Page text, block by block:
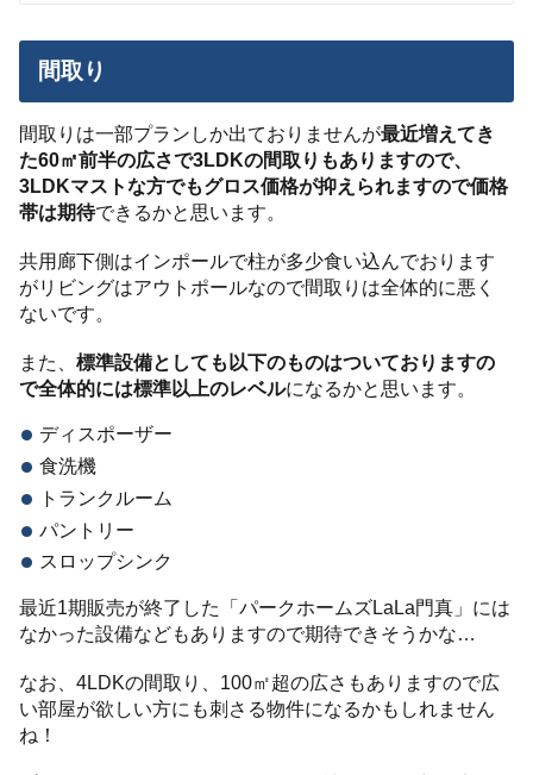
間取り
間取りは一部プランしか出ておりませんが最近増えてき
た60㎡前半の広さで3LDKの間取りもありますので、
3LDKマストな方でもグロス価格が抑えられますので価格
帯は期待できるかと思います。
共用廊下側はインポールで柱が多少食い込んでおります
がリビングはアウトポールなので間取りは全体的に悪く
ないです。
また、標準設備としても以下のものはついておりますの
で全体的には標準以上のレベルになるかと思います。
ディスポーザー
食洗機
トランクルーム
パントリー
スロップシンク
最近1期販売が終了した「パークホームズLaLa門真」には
なかった設備などもありますので期待できそうかな…
なお、4LDKの間取り、100㎡超の広さもありますので広
い部屋が欲しい方にも刺さる物件になるかもしれません
ね！